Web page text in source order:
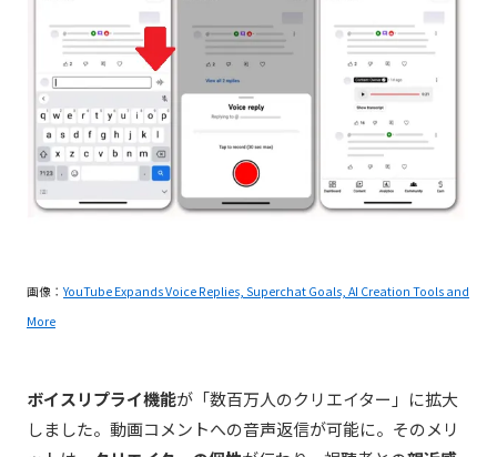
画像：YouTube Expands Voice Replies, Superchat Goals, AI Creation Tools and
More
ボイスリプライ機能が「数百万人のクリエイター」に拡大
しました。動画コメントへの音声返信が可能に。そのメリ